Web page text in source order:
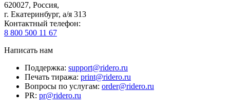
620027, Россия,
г. Екатеринбург, а/я 313
Контактный телефон:
8 800 500 11 67
Написать нам
Поддержка: support@ridero.ru
Печать тиража: print@ridero.ru
Вопросы по услугам: order@ridero.ru
PR: pr@ridero.ru